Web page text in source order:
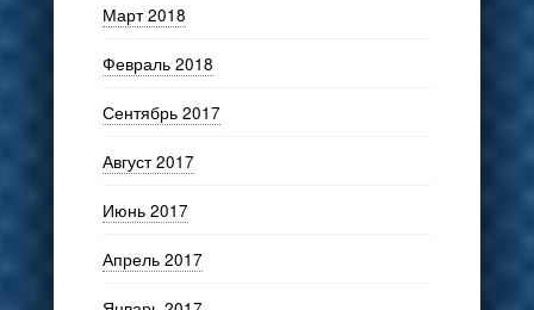
Март 2018
Февраль 2018
Сентябрь 2017
Август 2017
Июнь 2017
Апрель 2017